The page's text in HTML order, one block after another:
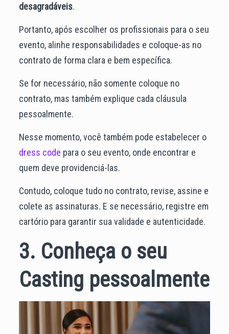
desagradáveis.
Portanto, após escolher os profissionais para o seu
evento, alinhe responsabilidades e coloque-as no
contrato de forma clara e bem específica.
Se for necessário, não somente coloque no
contrato, mas também explique cada cláusula
pessoalmente.
Nesse momento, você também pode estabelecer o
dress code para o seu evento, onde encontrar e
quem deve providenciá-las.
Contudo, coloque tudo no contrato, revise, assine e
colete as assinaturas. E se necessário, registre em
cartório para garantir sua validade e autenticidade.
3. Conheça o seu
Casting pessoalmente